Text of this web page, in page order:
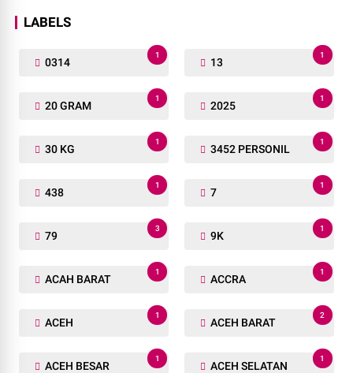
LABELS
0314
1
13
1
20 GRAM
1
2025
1
30 KG
1
3452 PERSONIL
1
438
1
7
1
79
3
9K
1
ACAH BARAT
1
ACCRA
1
ACEH
1
ACEH BARAT
2
ACEH BESAR
1
ACEH SELATAN
1